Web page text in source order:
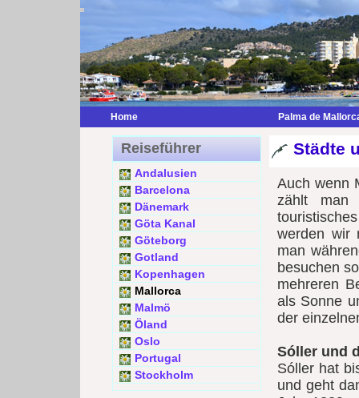
Home Palma de
Reiseführer
Andalusien
Barcelona
Dänemark
Göta Kanal
Göteborg
Gotland
Kopenhagen
Mallorca
Malmö
Öland
Oslo
Portugal
Stockholm
Städte
Auch wenn
zählt man
werden wir
man
besuchen
mehreren
als Sonne
der
Sóller und
Sóller hat
und geht